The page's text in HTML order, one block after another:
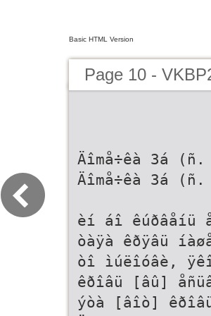
Basic HTML Version
Page 10 -
Äîmå÷êà 3á (ñ.
Äîmå÷êà 3á (ñ.
èí áî êúðâåíü
òàÿà êðÿâü
òî ìúëîóâè, ÿêî
êðîâü [âû]
ýòà [âîò]